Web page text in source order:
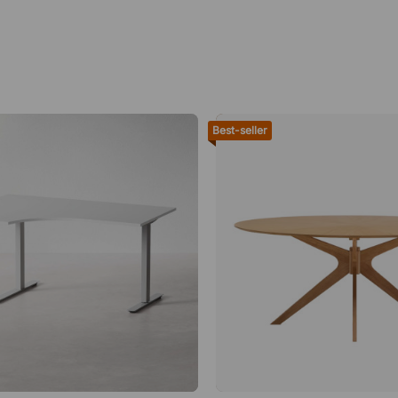
Best-seller